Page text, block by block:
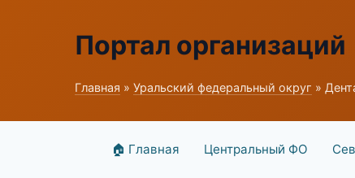
Портал организаций
Главная » Уральский федеральный округ »
🏠 Главная Центральный ФО